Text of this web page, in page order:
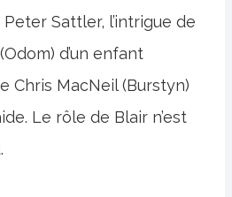
Sattler, l’intrigue de
d’un enfant
Chris MacNeil (Burstyn)
Le rôle de Blair n’est